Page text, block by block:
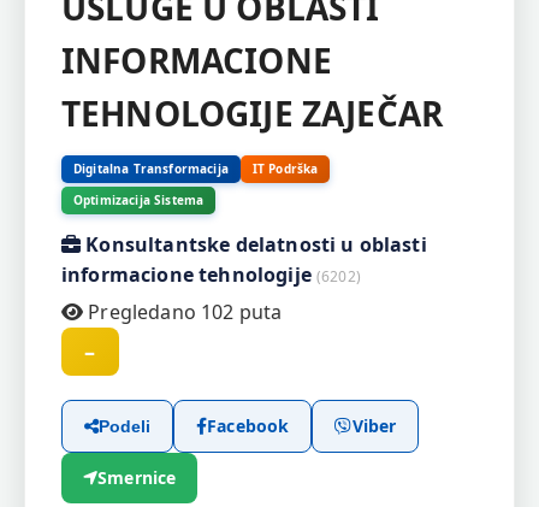
INFORMACIONE
TEHNOLOGIJE ZAJEČAR
Digitalna Transformacija
IT Podrška
Optimizacija Sistema
Konsultantske delatnosti u oblasti
informacione tehnologije(6202)
Pregledano 102 puta
–
Podeli Facebook Viber
Smernice